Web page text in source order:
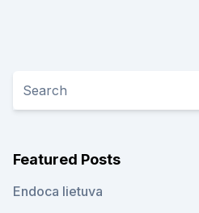
Featured Posts
Endoca lietuva